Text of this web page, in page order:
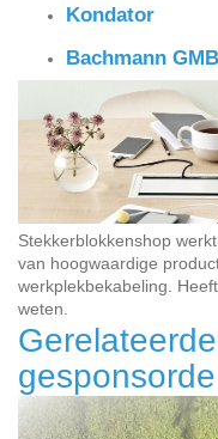
Kondator
Bachmann
Stekkerblokkenshop
van hoogwaardige
werkplekbekabeling.
weten.